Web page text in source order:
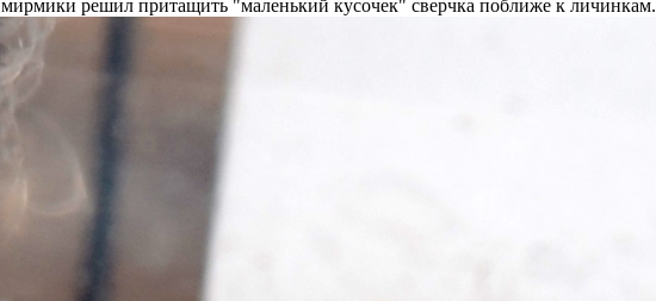
мирмики решил притащить "маленький кусочек" сверчка поближе к личинкам.